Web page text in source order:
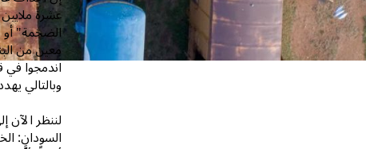
عشرة
الضخمة" أو
اندمجوا
وبالتالي
لننظر
السودان: